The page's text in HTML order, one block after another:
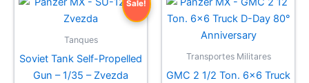
Sale!
Tanques
Soviet Tank Self-Propelled
Gun – 1/35 – Zvezda
Transportes Militares
GMC 2 1/2 Ton. 6×6 Truck